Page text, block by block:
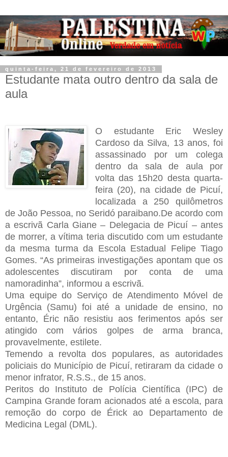
quinta-feira, 21 de fevereiro de 2013
Estudante mata outro dentro da sala de
aula
O estudante Eric Wesley
Cardoso da Silva, 13 anos, foi
assassinado por um colega
dentro da sala de aula por
volta das 15h20 desta quarta-
feira(20), na cidade de Picuí,
localizada a 250 quilômetros
de João Pessoa, no Seridó paraibano.De acordo com
a escrivã Carla Giane – Delegacia de Picuí – antes
de morrer, a vítima teria discutido com um estudante
da mesma turma da Escola Estadual Felipe Tiago
Gomes. “As primeiras investigações apontam que os
adolescentes discutiram por conta de uma
namoradinha”, informou a escrivã.
Uma equipe do Serviço de Atendimento Móvel de
Urgência (Samu) foi até a unidade de ensino, no
entanto, Éric não resistiu aos ferimentos após ser
atingido com vários golpes de arma branca,
provavelmente, estilete.
Temendo a revolta dos populares, as autoridades
policiais do Município de Picuí, retiraram da cidade o
menor infrator, R.S.S., de 15 anos.
Peritos do Instituto de Polícia Científica (IPC) de
Campina Grande foram acionados até a escola, para
remoção do corpo de Érick ao Departamento de
Medicina Legal (DML).